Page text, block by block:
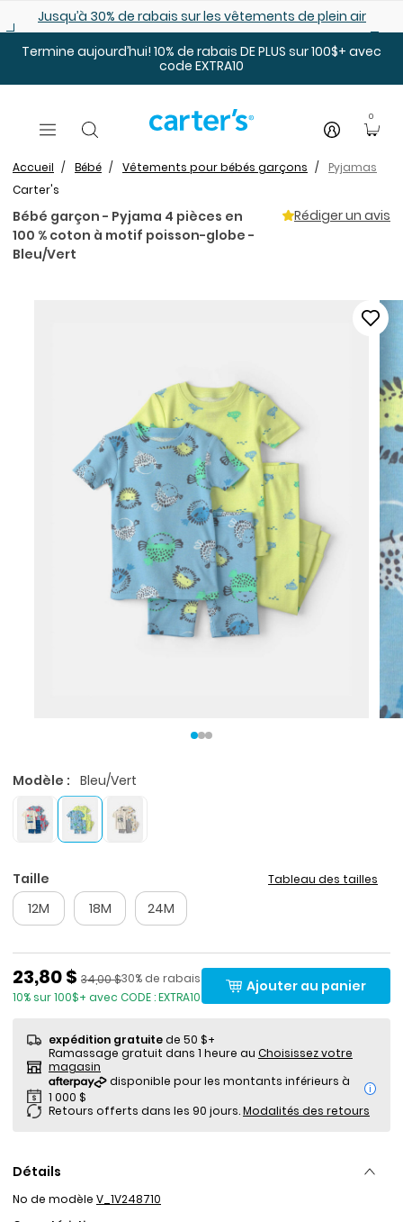
plein air
30% de rabais sur les articles
Termine aujourd’hui! 10% de rabais DE PLUS sur 100$+ avec
code EXTRA10
0
Accueil Bébé Vêtements pour bébés garçons
Pyjamas
Carter's
Bébé garçon - Pyjama 4 pièces en
100 % coton à motif poisson-globe -
Bleu/Vert
Rédiger un avis
Modèle : Bleu/Vert
Taille Tableau des tailles
12M 18M 24M
Prix de solde
23,80 $ Pourcentage de rabais
30% de rabais
Prix ​​de détail suggéré par le fabricant
34,00 $
10% sur 100$+ avec CODE : EXTRA10
Ajouter au panier
expédition gratuitede 50 $+
Ramassage gratuit dans 1 heure au Choisissez votre
magasin
i
Retours offerts dans les 90 jours.Modalités des retours
Détails
No de modèle V_1V248710